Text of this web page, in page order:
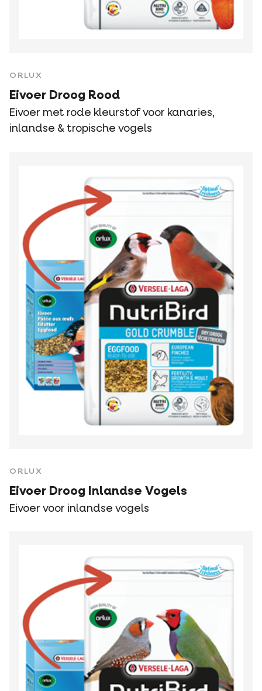
ORLUX
Eivoer Droog Rood
Eivoer met rode kleurstof voor kanaries,
inlandse & tropische vogels
ORLUX
Eivoer Droog Inlandse Vogels
Eivoer voor inlandse vogels